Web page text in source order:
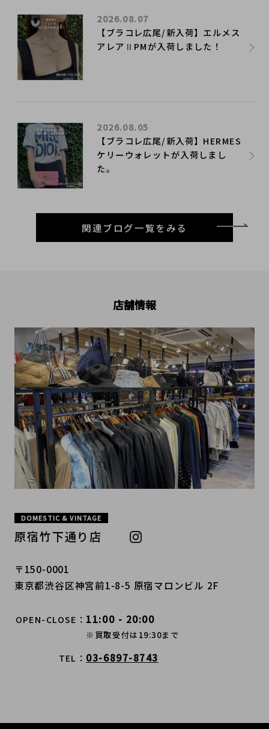
【ブラコレ広尾/新入荷】エルメス
アレアⅡPMが入荷しました！
2026.08.07
【ブラコレ広尾/新入荷】HERMES
ケリーウォレットが入荷しまし
た。
2026.08.05
関連ブログ一覧をみる
店舗情報
DOMESTIC & VINTAGE
原宿竹下通り店
〒150-0001
東京都渋谷区神宮前1-8-5 原宿マロンビル 2F
OPEN-CLOSE 11:00 - 20:00
※買取受付は19:30まで
TEL 03-6897-8743